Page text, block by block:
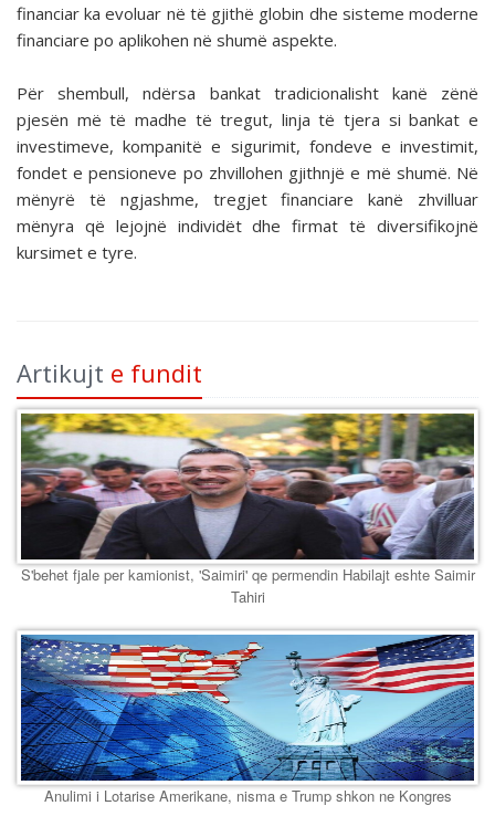
financiar ka evoluar në të gjithë globin dhe sisteme moderne
financiare po aplikohen në shumë aspekte.
Për shembull, ndërsa bankat tradicionalisht kanë zënë
pjesën më të madhe të tregut, linja të tjera si bankat e
investimeve, kompanitë e sigurimit, fondeve e investimit,
fondet e pensioneve po zhvillohen gjithnjë e më shumë. Në
mënyrë të ngjashme, tregjet financiare kanë zhvilluar
mënyra që lejojnë individët dhe firmat të diversifikojnë
kursimet e tyre.
Artikujt e fundit
S'behet fjale per kamionist, 'Saimiri' qe permendin Habilajt eshte Saimir
Tahiri
Anulimi i Lotarise Amerikane, nisma e Trump shkon ne Kongres